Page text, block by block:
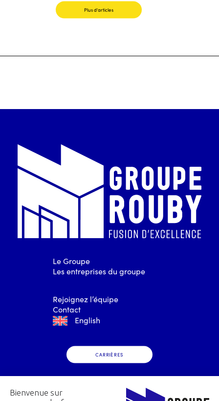
Plus d'articles
Le Groupe
Les entreprises du groupe
Rejoignez l’équipe
Contact
English
CARRIÈRES